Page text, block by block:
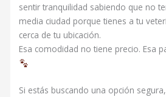
sentir tranquilidad sabiendo que no
media ciudad porque tienes a tu
cerca de tu ubicación.
Esa comodidad no tiene precio. Esa
Si estás buscando una opción